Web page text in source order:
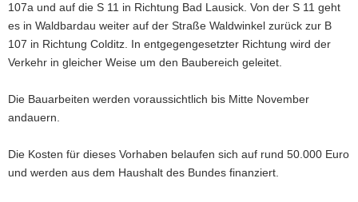
107a und auf die S 11 in Richtung Bad Lausick. Von der S 11 geht
es in Waldbardau weiter auf der Straße Waldwinkel zurück zur B
107 in Richtung Colditz. In entgegengesetzter Richtung wird der
Verkehr in gleicher Weise um den Baubereich geleitet.
Die Bauarbeiten werden voraussichtlich bis Mitte November
andauern.
Die Kosten für dieses Vorhaben belaufen sich auf rund 50.000 Euro
und werden aus dem Haushalt des Bundes finanziert.